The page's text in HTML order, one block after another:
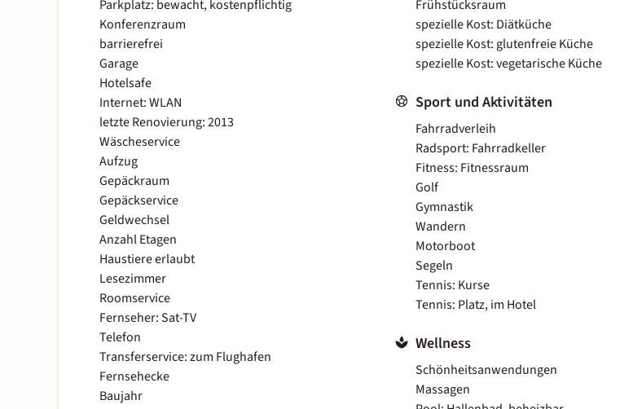
Parkplatz: bewacht, kostenpflichtig
Konferenzraum
barrierefrei
Garage
Hotelsafe
Internet: WLAN
letzte Renovierung: 2013
Wäscheservice
Aufzug
Gepäckraum
Gepäckservice
Geldwechsel
Anzahl Etagen
Haustiere erlaubt
Lesezimmer
Roomservice
Fernseher: Sat-TV
Telefon
Transferservice: zum Flughafen
Fernsehecke
Baujahr
Frühstücksraum
spezielle Kost: Diätküche
spezielle Kost: glutenfreie Küche
spezielle Kost: vegetarische Küche
Sport und Aktivitäten
Fahrradverleih
Radsport: Fahrradkeller
Fitness: Fitnessraum
Golf
Gymnastik
Wandern
Motorboot
Segeln
Tennis: Kurse
Tennis: Platz, im Hotel
Wellness
Schönheitsanwendungen
Massagen